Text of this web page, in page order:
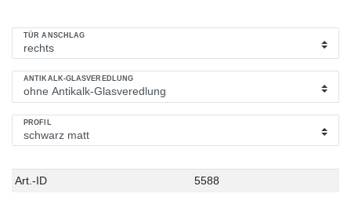
TÜR ANSCHLAG
ANTIKALK-GLASVEREDLUNG
PROFIL
Technisches
Wert
Art.-ID 5588